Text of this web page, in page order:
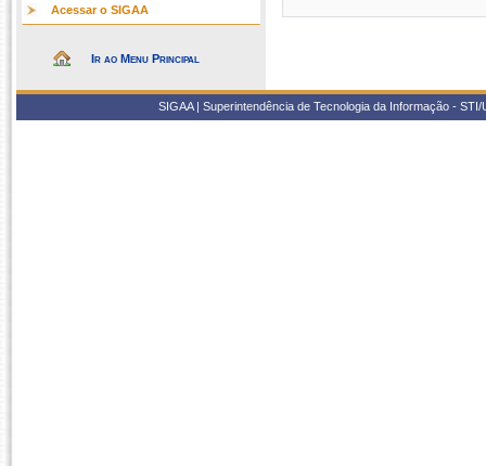
Acessar o SIGAA
Ir ao Menu Principal
SIGAA | Superintendência de Tecnologia da Informação -